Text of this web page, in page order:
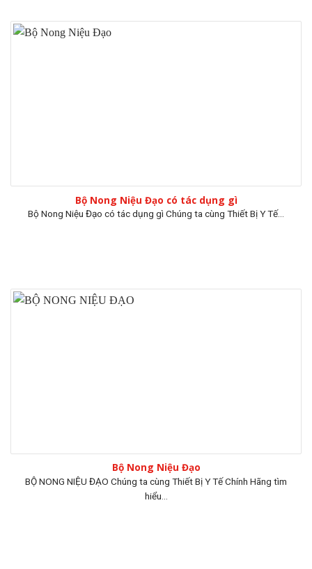
Bộ Nong Niệu Đạo có tác dụng gì
Bộ Nong Niệu Đạo có tác dụng gì Chúng ta cùng Thiết Bị Y Tế...
Bộ Nong Niệu Đạo
BỘ NONG NIỆU ĐẠO Chúng ta cùng Thiết Bị Y Tế Chính Hãng tìm
hiểu...